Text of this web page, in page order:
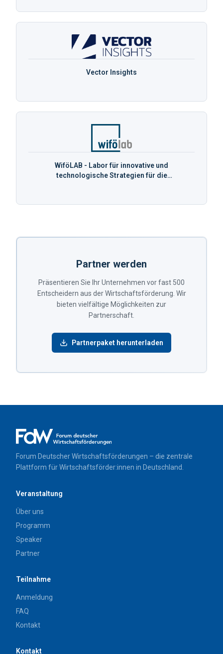
Vector Insights
WiföLAB - Labor für innovative und
technologische Strategien für die
Partner werden
Präsentieren Sie Ihr Unternehmen vor fast 500
Entscheidern aus der Wirtschaftsförderung. Wir
bieten vielfältige Möglichkeiten zur
Partnerschaft.
Partnerpaket herunterladen
Forum Deutscher Wirtschaftsförderungen – die zentrale
Plattform für Wirtschaftsförder:innen in Deutschland.
Veranstaltung
Über uns
Programm
Speaker
Partner
Teilnahme
Anmeldung
FAQ
Kontakt
Kontakt